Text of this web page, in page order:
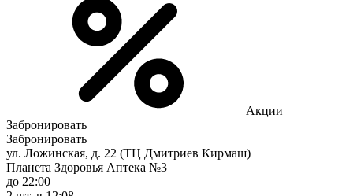
Акции
Забронировать
Забронировать
ул. Ложинская, д. 22 (ТЦ Дмитриев Кирмаш)
Планета Здоровья Аптека №3
до 22:00